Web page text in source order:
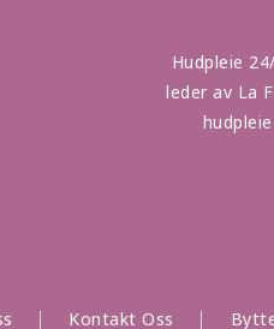
Hudpleie
leder av La
Kontakt Oss